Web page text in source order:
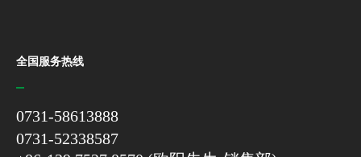
全国服务热线
0731-58613888
0731-52338587